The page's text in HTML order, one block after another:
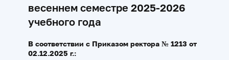
весеннем семестре 2025-2026
учебного года
В соответствии с Приказом ректора № 1213 от
02.12.2025 г.: